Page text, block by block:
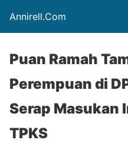
Annirell.Com
Puan Ramah
Perempuan di
Serap Masukan
TPKS